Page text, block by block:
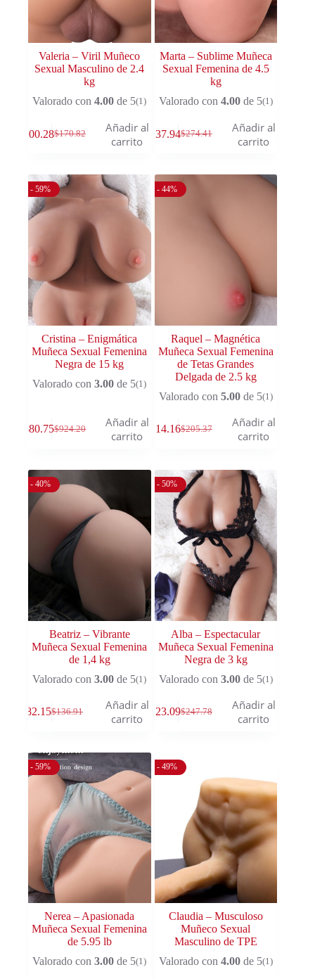
Valeria – Viril Muñeco
Sexual Masculino de 2.4
kg
Valorado con4.00 de 5(1)
$170.82
100.28
Añadir al
carrito
Marta – Sublime Muñeca
Sexual Femenina de 4.5
kg
Valorado con 4.00de 5(1)
$274.41
$ 137.94
Añadir al
carrito
- 59%
Cristina – Enigmática
Muñeca Sexual Femenina
Negra de 15 kg
Valorado con3.00 de 5(1)
$924.20
380.75
Añadir al
carrito
- 44%
Raquel – Magnética
Muñeca Sexual Femenina
de Tetas Grandes
Delgada de 2.5 kg
Valorado con 5.00de 5(1)
$205.37
$ 114.16
Añadir al
carrito
- 40%
Beatriz – Vibrante
Muñeca Sexual Femenina
de 1,4 kg
Valorado con3.00 de 5(1)
$136.91
82.15
Añadir al
carrito
- 50%
Alba – Espectacular
Muñeca Sexual Femenina
Negra de 3 kg
Valorado con 3.00de 5(1)
$247.78
$ 123.09
Añadir al
carrito
- 59%
Nerea – Apasionada
Muñeca Sexual Femenina
de 5.95 lb
Valorado con3.00 de 5(1)
- 49%
Claudia – Musculoso
Muñeco Sexual
Masculino de TPE
Valorado con 4.00de 5(1)